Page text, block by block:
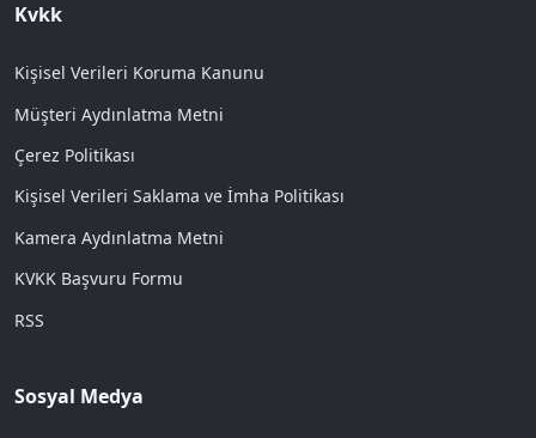
Kvkk
Kişisel Verileri Koruma Kanunu
Müşteri Aydınlatma Metni
Çerez Politikası
Kişisel Verileri Saklama ve İmha Politikası
Kamera Aydınlatma Metni
KVKK Başvuru Formu
RSS
Sosyal Medya